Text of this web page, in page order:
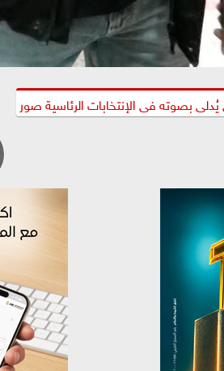
بصوته فى الإنتخابات الرئاسية صور